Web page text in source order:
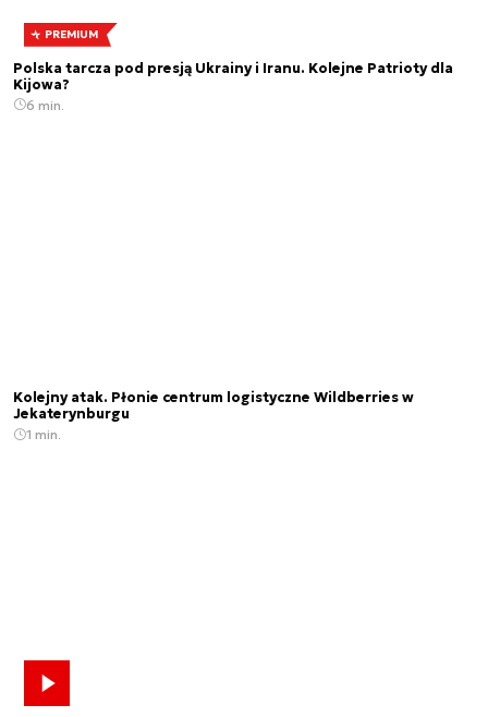
PREMIUM
Polska tarcza pod presją Ukrainy i Iranu. Kolejne Patrioty dla
Kijowa?
6 min.
Kolejny atak. Płonie centrum logistyczne Wildberries w
Jekaterynburgu
1 min.